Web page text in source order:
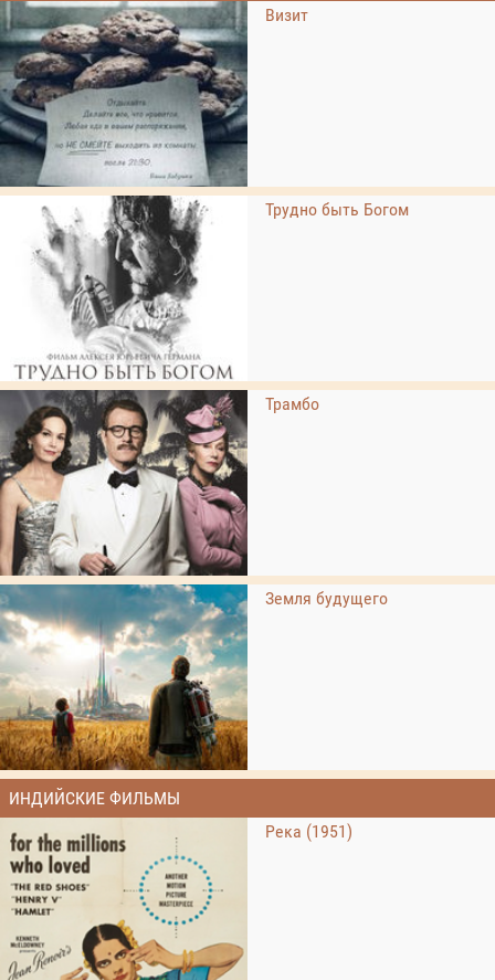
Визит
Трудно быть Богом
Трамбо
Земля будущего
ИНДИЙСКИЕ ФИЛЬМЫ
Река (1951)